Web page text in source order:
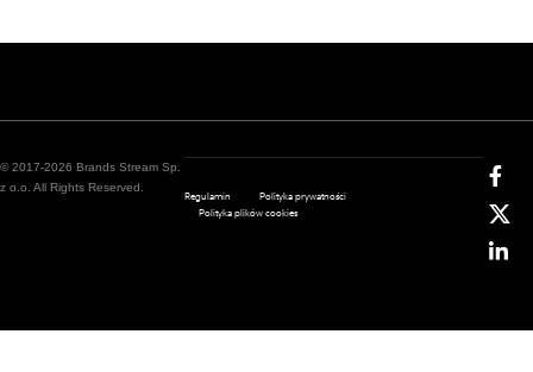
© 2017-2026 Brands Stream Sp.
z o.o. All Rights Reserved.
Regulamin
Polityka prywatności
Polityka plików cookies